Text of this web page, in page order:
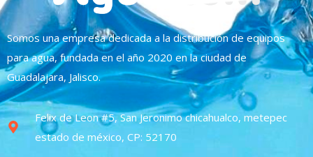
Somos una empresa dedicada a la distribución de equipos
para agua, fundada en el año 2020 en la ciudad de
Guadalajara, Jalisco.
Felix de Leon #5, San Jeronimo chicahualco, metepec
estado de méxico, CP: 52170